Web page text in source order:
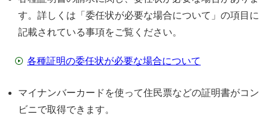
す。詳しくは「委任状が必要な場合について」の項目に
記載されている事項をご覧ください。
各種証明の委任状が必要な場合について
マイナンバーカードを使って住民票などの証明書がコン
ビニで取得できます。